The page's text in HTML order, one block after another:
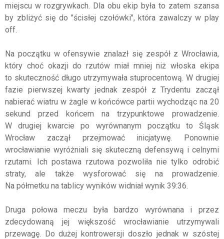
miejscu w rozgrywkach. Dla obu ekip była to zatem szansa
by zbliżyć się do "ścisłej czołówki", która zawalczy w play
off.
Na początku w ofensywie znalazł się zespół z Wrocławia,
który choć okazji do rzutów miał mniej niż włoska ekipa
to skuteczność długo utrzymywała stuprocentową. W drugiej
fazie pierwszej kwarty jednak zespół z Trydentu zaczął
nabierać wiatru w żagle w końcówce partii wychodząc na 20
sekund przed końcem na trzypunktowe prowadzenie.
W drugiej kwarcie po wyrównanym początku to Śląsk
Wrocław zaczął przejmować inicjatywę. Ponownie
wrocławianie wyróżniali się skuteczną defensywą i celnymi
rzutami. Ich postawa rzutowa pozwoliła nie tylko odrobić
straty, ale także wysforować się na prowadzenie.
Na półmetku na tablicy wyników widniał wynik 39:36.
Druga połowa meczu była bardzo wyrównana i przez
zdecydowaną jej większość wrocławianie utrzymywali
przewagę. Do dużej kontrowersji doszło jednak w szóstej